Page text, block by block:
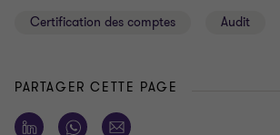
Certification des comptes Audit
PARTAGER CETTE PAGE